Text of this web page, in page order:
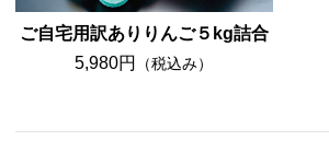
ご自宅用訳ありりんご５kg詰合
5,980円
（税込み）